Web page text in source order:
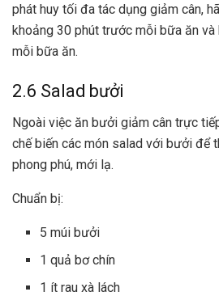
phát huy tối đa tác dụng giảm cân,
khoảng 30 phút trước mỗi bữa ăn
mỗi bữa ăn.
2.6 Salad bưởi
Ngoài việc ăn bưởi giảm cân trực
chế biến các món salad với bưởi để
phong phú, mới lạ.
Chuẩn bị:
5 múi bưởi
1 quả bơ chín
1 ít rau xà lách